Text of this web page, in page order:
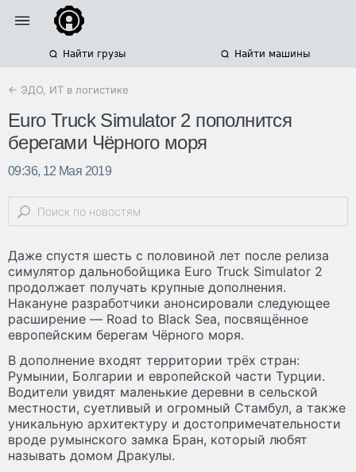
Найти грузы Найти машины
← ЭДО, ИТ в логистике
Euro Truck Simulator 2 пополнится
берегами Чёрного моря
09:36, 12 Мая 2019
Даже спустя шесть с половиной лет после релиза
симулятор дальнобойщика Euro Truck Simulator 2
продолжает получать крупные дополнения.
Накануне разработчики анонсировали следующее
расширение — Road to Black Sea, посвящённое
европейским берегам Чёрного моря.
В дополнение входят территории трёх стран:
Румынии, Болгарии и европейской части Турции.
Водители увидят маленькие деревни в сельской
местности, суетливый и огромный Стамбул, а также
уникальную архитектуру и достопримечательности
вроде румынского замка Бран, который любят
называть домом Дракулы.